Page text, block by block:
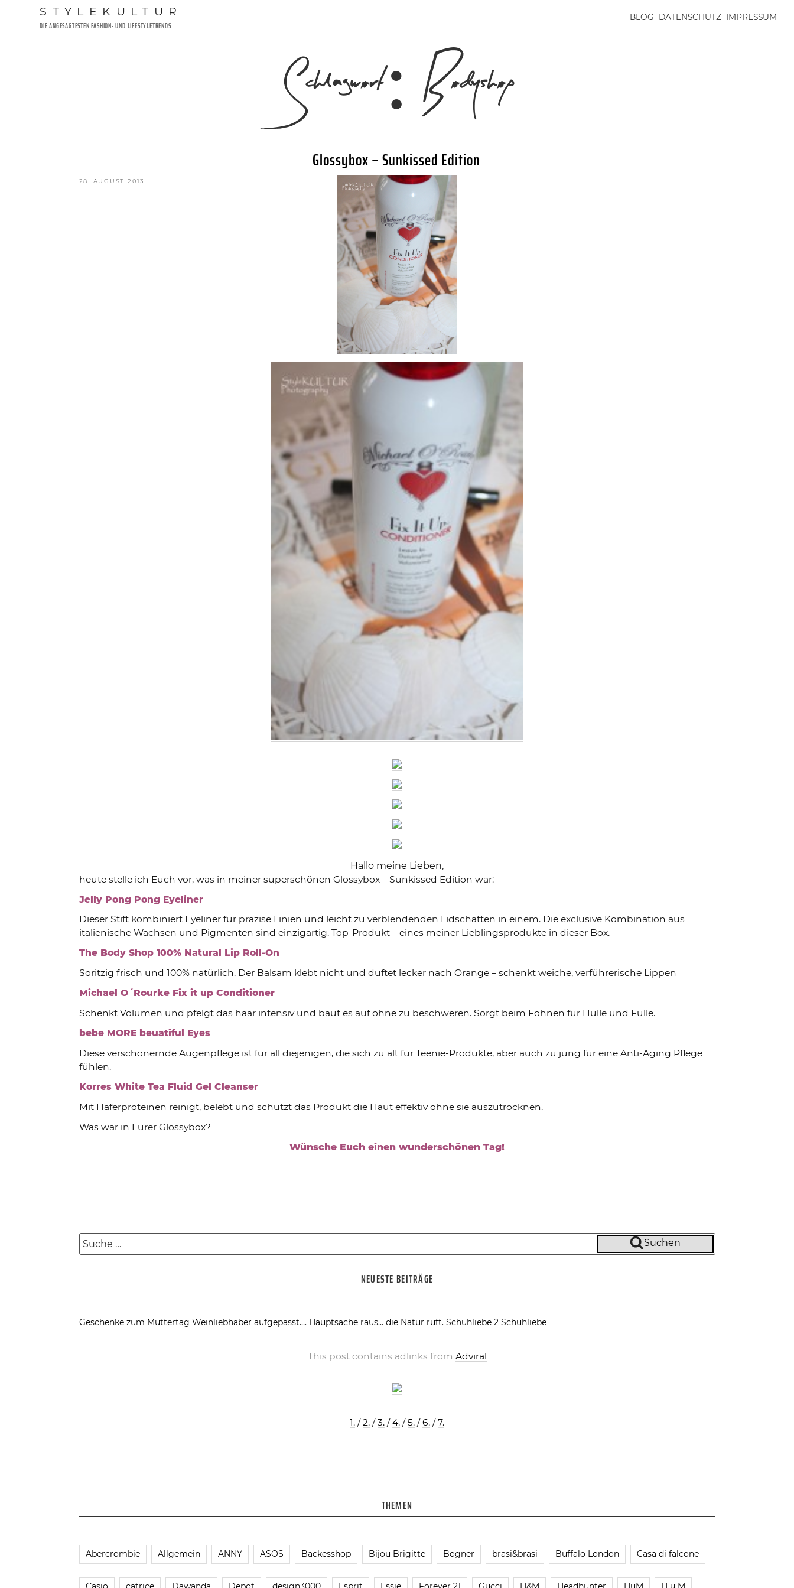
STYLEKULTUR
DIE ANGESAGTESTEN FASHION- UND LIFESTYLETRENDS
BLOG DATENSCHUTZ IMPRESSUM
Schlagwort: Bodyshop
VERÖFFENTLICHT
28. AUGUST 2013
Glossybox – Sunkissed Edition
Hallo meine Lieben,
heute stelle ich Euch vor, was in meiner superschönen Glossybox – Sunkissed Edition war:
Jelly Pong Pong Eyeliner
Dieser Stift kombiniert Eyeliner für präzise Linien und leicht zu verblendenden Lidschatten in einem. Die exclusive Kombination aus
italienische Wachsen und Pigmenten sind einzigartig. Top-Produkt – eines meiner Lieblingsprodukte in dieser Box.
The Body Shop 100% Natural Lip Roll-On
Soritzig frisch und 100% natürlich. Der Balsam klebt nicht und duftet lecker nach Orange – schenkt weiche, verführerische Lippen
Michael O´Rourke Fix it up Conditioner
Schenkt Volumen und pfelgt das haar intensiv und baut es auf ohne zu beschweren. Sorgt beim Föhnen für Hülle und Fülle.
bebe MORE beuatiful Eyes
Diese verschönernde Augenpflege ist für all diejenigen, die sich zu alt für Teenie-Produkte, aber auch zu jung für eine Anti-Aging Pflege
fühlen.
Korres White Tea Fluid Gel Cleanser
Mit Haferproteinen reinigt, belebt und schützt das Produkt die Haut effektiv ohne sie auszutrocknen.
Was war in Eurer Glossybox?
Wünsche Euch einen wunderschönen Tag!
Suche
nach:
Suchen
NEUESTE BEITRÄGE
Geschenke zum Muttertag Weinliebhaber aufgepasst…. Hauptsache raus… die Natur ruft. Schuhliebe 2 Schuhliebe
This post contains adlinks from Adviral
1. /2. /3. /4. /5. /6. /7.
THEMEN
Abercrombie Allgemein ANNY ASOS Backesshop Bijou Brigitte Bogner brasi&brasi Buffalo London Casa di falcone